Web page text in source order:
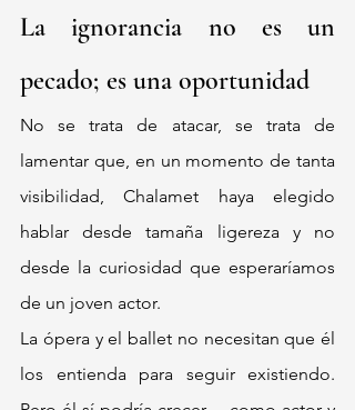
La ignorancia no es un
pecado; es una oportunidad
No se trata de atacar, se trata de
lamentar que, en un momento de tanta
visibilidad, Chalamet haya elegido
hablar desde tamaña ligereza y no
desde la curiosidad que esperaríamos
de un joven actor.
La ópera y el ballet no necesitan que él
los entienda para seguir existiendo.